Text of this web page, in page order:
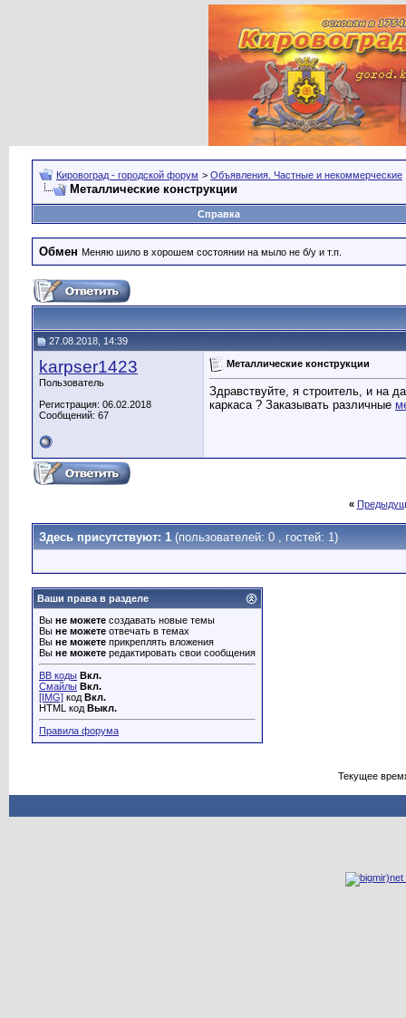
Кировоград - городской форум > Объявления. Частные и некоммерческие
Металлические конструкции
Справка
Обмен Меняю шило в хорошем состоянии на мыло не б/у и т.п.
27.08.2018, 14:39
karpser1423
Пользователь
Регистрация: 06.02.2018
Сообщений: 67
Металлические конструкции
Здравствуйте, я строитель, и на
каркаса ? Заказывать различные
«
Здесь присутствуют: 1 (пользователей: 0 , гостей: 1)
Ваши права в разделе
Вы не можете создавать новые темы
Вы не можете отвечать в темах
Вы не можете прикреплять вложения
Вы не можете редактировать свои сообщения
BB коды Вкл.
Смайлы Вкл.
[IMG] код Вкл.
HTML код Выкл.
Правила форума
Текущее